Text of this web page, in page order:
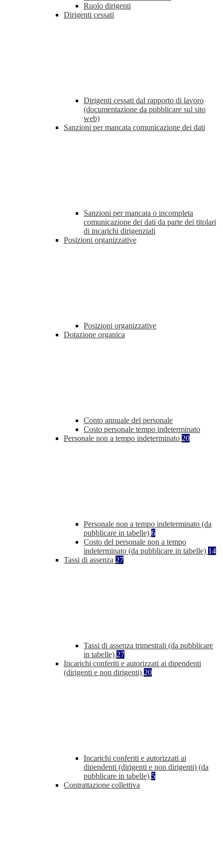
Ruolo dirigenti
Dirigenti cessati
Dirigenti cessati dal rapporto di lavoro
(documentazione da pubblicare sul sito
web)
Sanzioni per mancata comunicazione dei dati
Sanzioni per mancata o incompleta
comunicazione dei dati da parte dei titolari
di incarichi dirigenziali
Posizioni organizzative
Posizioni organizzative
Dotazione organica
Conto annuale del personale
Costo personale tempo indeterminato
Personale non a tempo indeterminato 20
Personale non a tempo indeterminato (da
pubblicare in tabelle) 6
Costo del personale non a tempo
indeterminato (da pubblicare in tabelle) 14
Tassi di assenza 27
Tassi di assenza trimestrali (da pubblicare
in tabelle) 27
Incarichi conferiti e autorizzati ai dipendenti
(dirigenti e non dirigenti) 20
Incarichi conferiti e autorizzati ai
dipendenti (dirigenti e non dirigenti) (da
pubblicare in tabelle) 5
Contrattazione collettiva